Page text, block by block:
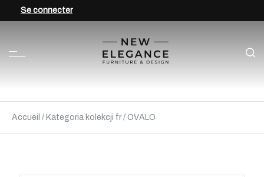
Se connecter
Accueil / Kategoria kolekcji fr/ OVALO